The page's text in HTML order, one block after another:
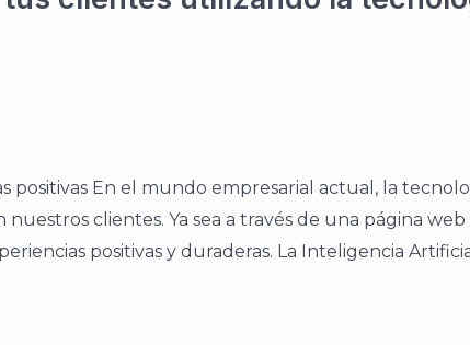
positivas En el mundo empresarial actual, la
clientes. Ya sea a través de una página
positivas y duraderas. La Inteligencia